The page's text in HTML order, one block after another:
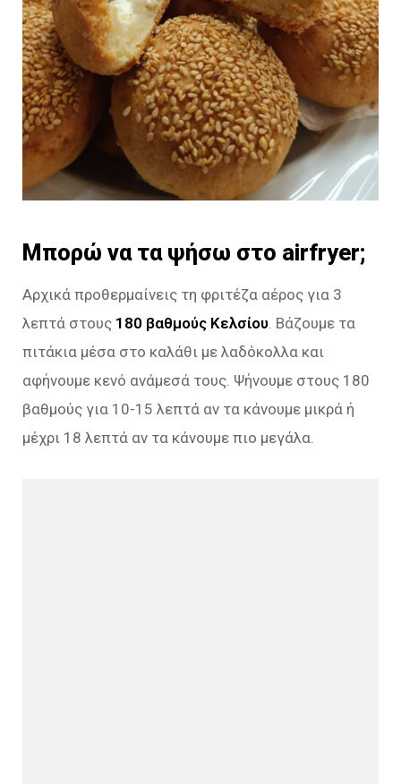
Μπορώ να τα ψήσω στο airfryer;
Αρχικά προθερμαίνεις τη φριτέζα αέρος για 3
λεπτά στους 180 βαθμούς Κελσίου . Βάζουμε τα
πιτάκια μέσα στο καλάθι με λαδόκολλα και
αφήνουμε κενό ανάμεσά τους. Ψήνουμε στους 180
βαθμούς για 10-15 λεπτά αν τα κάνουμε μικρά ή
μέχρι 18 λεπτά αν τα κάνουμε πιο μεγάλα.